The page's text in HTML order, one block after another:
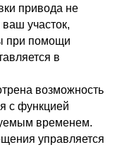
привода не
участок,
при помощи
в
возможность
с функцией
временем.
управляется